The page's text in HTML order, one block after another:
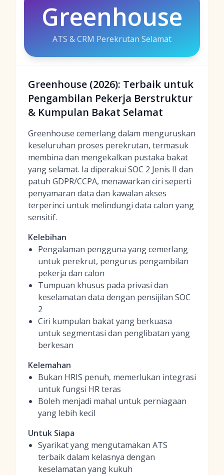
Greenhouse
ATS & CRM Perekrutan Selamat
Greenhouse (2026): Terbaik untuk
Pengambilan Pekerja Berstruktur
& Kumpulan Bakat Selamat
Greenhouse cemerlang dalam menguruskan
keseluruhan proses perekrutan, termasuk
membina dan mengekalkan pustaka bakat
yang selamat. Ia diperakui SOC 2 Jenis II dan
patuh GDPR/CCPA, menawarkan ciri seperti
penyamaran data dan kawalan akses
terperinci untuk melindungi data calon yang
sensitif.
Kelebihan
Pengalaman pengguna yang cemerlang
untuk perekrut, pengurus pengambilan
pekerja dan calon
Tumpuan khusus pada privasi dan
keselamatan data dengan pensijilan SOC
2
Ciri kumpulan bakat yang berkuasa
untuk segmentasi dan penglibatan yang
berkesan
Kelemahan
Bukan HRIS penuh, memerlukan integrasi
untuk fungsi HR teras
Boleh menjadi mahal untuk perniagaan
yang lebih kecil
Untuk Siapa
Syarikat yang mengutamakan ATS
terbaik dalam kelasnya dengan
keselamatan yang kukuh